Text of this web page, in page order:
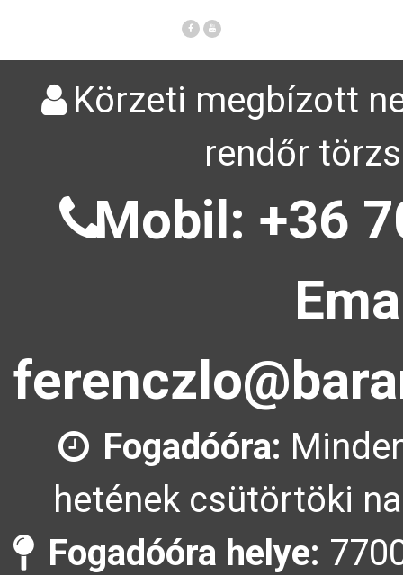
Körzeti megbízott
rendőr
Mobil: +36
Fogadóóra:
hetének csütörtöki
Fogadóóra helye: